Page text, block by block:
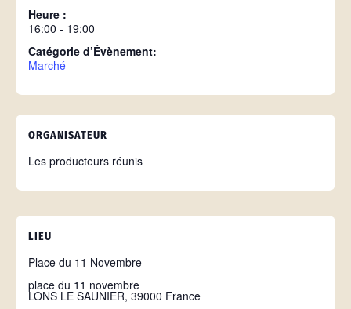
Heure :
16:00 - 19:00
Catégorie d’Évènement:
Marché
ORGANISATEUR
Les producteurs réunis
LIEU
Place du 11 Novembre
place du 11 novembre
LONS LE SAUNIER, 39000 France